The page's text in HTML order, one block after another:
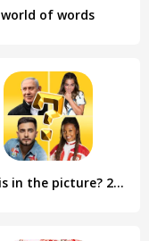
world of words
who is in the picture? 2021